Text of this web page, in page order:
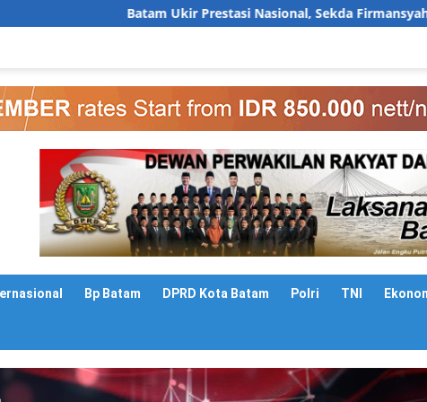
Ukir Prestasi Nasional, Sekda Firmansyah Paparkan
Bp Batam DPRD Kota Batam Polri TNI